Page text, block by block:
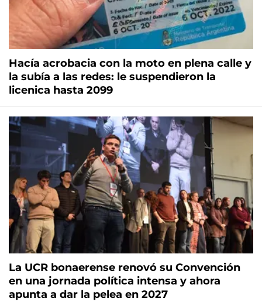
Hacía acrobacia con la moto en plena calle y
la subía a las redes: le suspendieron la
licenica hasta 2099
La UCR bonaerense renovó su Convención
en una jornada política intensa y ahora
apunta a dar la pelea en 2027